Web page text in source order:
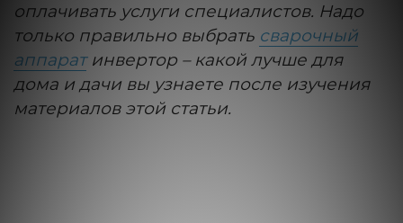
оплачивать услуги специалистов. Надо
только правильно выбрать сварочный
аппаратинвертор – какой лучше для
дома и дачи вы узнаете после изучения
материалов этой статьи.